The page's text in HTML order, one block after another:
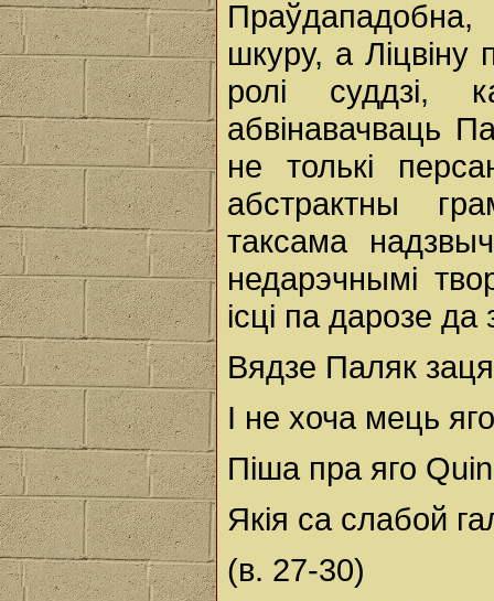
шкуру, a Ліцвіну
ролі суддзі,
абвінавачваць
не толькі
абстрактны
таксама
недарэчнымі
ісці па дарозе
Вядзе Паляк
I не хоча мець
Піша пра яго
Якія ca слабой
(в. 27-30)